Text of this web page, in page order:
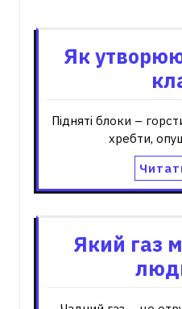
Як
Підняті блоки –
хребти,
Який газ